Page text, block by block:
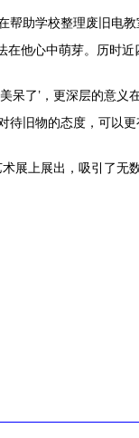
帮助学校整理废旧电
法在他心中萌芽。历
呆了’，更深层的意
旧物的态度，可以
术展上展出，吸引了